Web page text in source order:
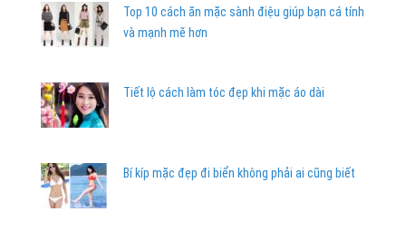
Top 10 cách ăn mặc sành điệu giúp bạn cá tính
và mạnh mẽ hơn
Tiết lộ cách làm tóc đẹp khi mặc áo dài
Bí kíp mặc đẹp đi biển không phải ai cũng biết